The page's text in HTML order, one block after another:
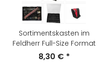
Sortimentskasten im
Feldherr Full-Size Format
8,30 € *